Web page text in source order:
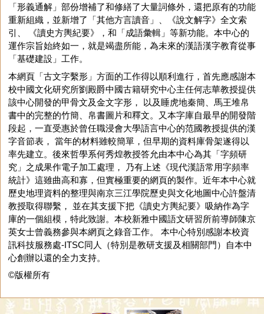
「形義通解」部份增補了和修繕了大量詞條外，還把原有的功能
重新組織，並新增了「其他方言讀音」、《說文解字》全文索
引、 《讀史方輿紀要》，和「成語彙輯」等新功能。本中心的
運作宗旨始終如一，就是竭盡所能，為未來的漢語漢字教育從事
「基礎建設」工作。
本網頁「古文字繫形」方面的工作得以順利進行，首先應感謝本
校中國文化研究所劉殿爵中國古籍研究中心主任何志華教授提供
該中心開發的甲骨文及金文字形， 以及睡虎地秦簡、馬王堆帛
書中的完整的竹簡、帛書圖片和釋文。又本字庫自最早的開發階
段起，一直受惠於曾任職浸會大學語言中心的范國教授提供的漢
字音節表， 當年的材料雖較簡單，但早期的資料庫骨架遂得以
率先建立。後來哲學系何秀煌教授答允由本中心為其「字頻研
究」之成果作電子加工處理， 乃有上述《現代漢語常用字頻率
統計》這雖曲高和寡，但實極重要的網頁的製作。近年本中心就
歷史地理資料的整理與南京三江學院歷史與文化地圖中心許盤清
教授取得聯繫， 並在其支援下把《讀史方輿紀要》吸納作為字
庫的一個組模，特此致謝。本校新雅中國語文研習所前導師陳京
英女士曾義務參與本網頁之錄音工作。 本中心特別感謝本校資
訊科技服務處-ITSC同人（特別是教研支援及相關部門）自本中
心創辦以還的全力支持。
©版權所有